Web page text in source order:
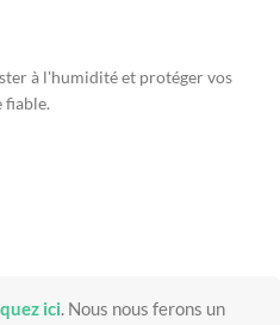
à l'humidité et protéger vos
fiable.
ici. Nous nous ferons un